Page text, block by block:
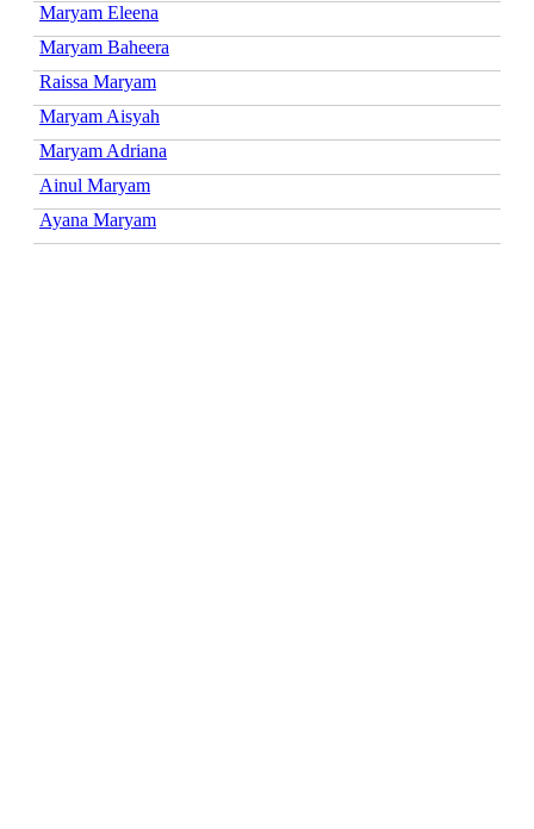
Maryam Eleena
Maryam Baheera
Raissa Maryam
Maryam Aisyah
Maryam Adriana
Ainul Maryam
Ayana Maryam